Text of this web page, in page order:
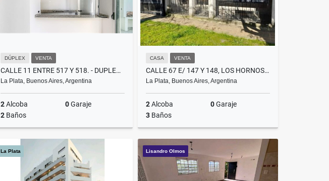
DÚPLEX VENTA
CALLE 11 ENTRE 517 Y 518. - DUPLEX EN VENTA
La Plata, Buenos Aires, Argentina
2Alcoba 0Garaje
2 Baños
CASA VENTA
CALLE 67 E/ 147 Y 148, LOS HORNOS - CASA EN VENTA CON GALPON
La Plata, Buenos Aires, Argentina
2Alcoba 0Garaje
3 Baños
Venta
US$65,000
La Plata Lisandro Olmos